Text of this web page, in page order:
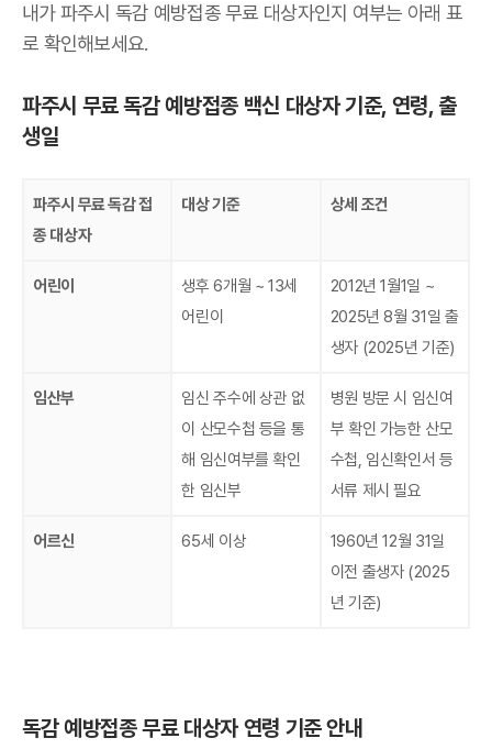
내가 파주시 독감 예방접종 무료 대상자인지 여부는 아래 표
로 확인해보세요.
파주시 무료 독감 예방접종 백신 대상자 기준, 연령, 출
생일
파주시 무료 독감 접
종 대상자
대상 기준 상세 조건
어린이
생후 6개월 ~ 13세
어린이
2012년 1월1일 ~
2025년 8월 31일 출
생자 (2025년 기준)
임산부
임신 주수에 상관 없
이 산모수첩 등을 통
해 임신여부를 확인
한 임신부
병원 방문 시 임신여
부 확인 가능한 산모
수첩, 임신확인서 등
서류 제시 필요
어르신 65세 이상
1960년 12월 31일
이전 출생자 (2025
년 기준)
독감 예방접종 무료 대상자 연령 기준 안내